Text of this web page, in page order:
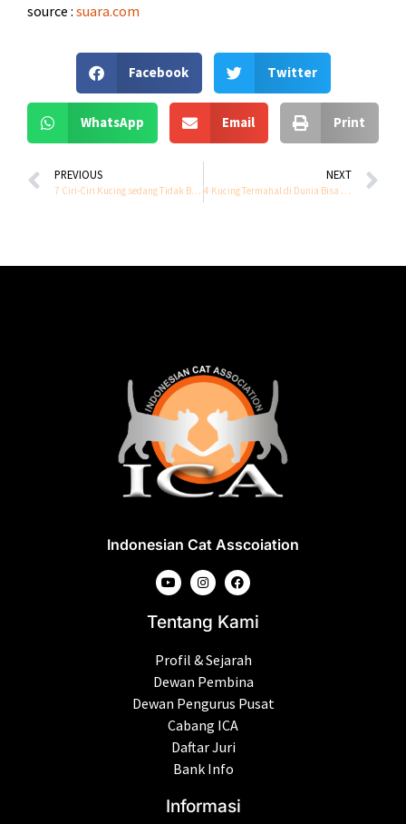
source : suara.com
Facebook Twitter
WhatsApp Email Print
PREVIOUS
7 Ciri-Ciri Kucing sedang Tidak Bahagia yang Wajib Diketahui
NEXT
4 Kucing Termahal di Dunia Bisa Tembus Miliaran, Siapa Mereka?
Indonesian Cat Asscoiation
Tentang Kami
Profil & Sejarah
Dewan Pembina
Dewan Pengurus Pusat
Cabang ICA
Daftar Juri
Bank Info
Informasi